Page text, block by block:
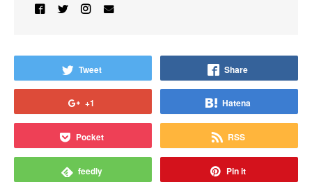
Tweet Share
+1 Hatena
Pocket RSS
feedly Pin it